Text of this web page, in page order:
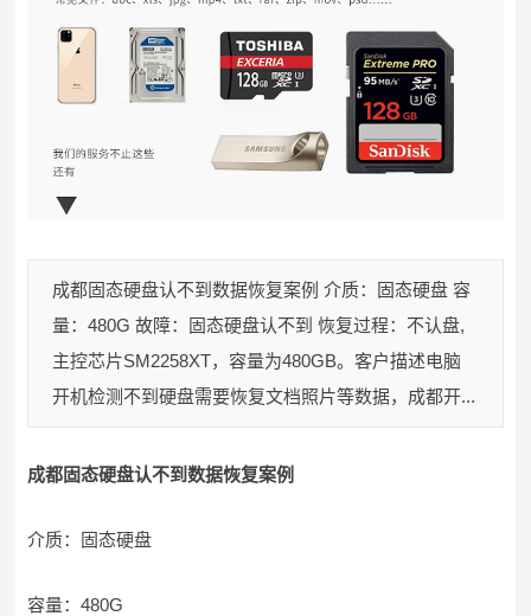
成都固态硬盘认不到数据恢复案例 介质：固态硬盘 容
量：480G 故障：固态硬盘认不到 恢复过程：不认盘,
主控芯片SM2258XT，容量为480GB。客户描述电脑
开机检测不到硬盘需要恢复文档照片等数据，成都开...
成都固态硬盘认不到数据恢复案例
介质：固态硬盘
容量：480G